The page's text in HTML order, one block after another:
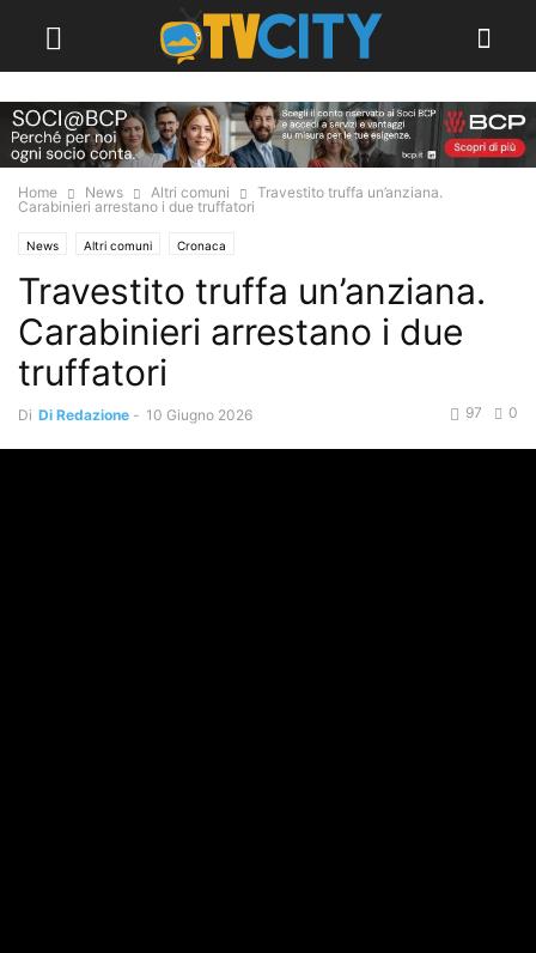
Home News Altri comuni
Travestito truffa un’anziana.
Carabinieri arrestano i due truffatori
News Altri comuni Cronaca
Travestito truffa un’anziana.
Carabinieri arrestano i due
truffatori
Di Di Redazione - 10 Giugno 2026 0
97